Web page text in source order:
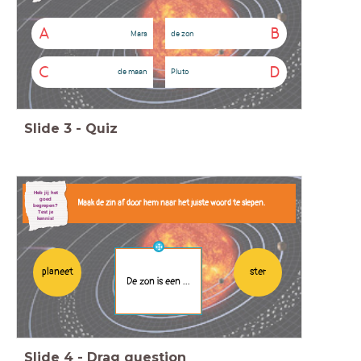
A Mars B
de zon
C de maan D
Pluto
Slide 3 - Quiz
Maak de zin af door hem naar het juiste woord te slepen.
Heb jij het
goed
begrepen?
Test je
kennis!
planeet ster
De zon is een ...
Slide 4 - Drag question